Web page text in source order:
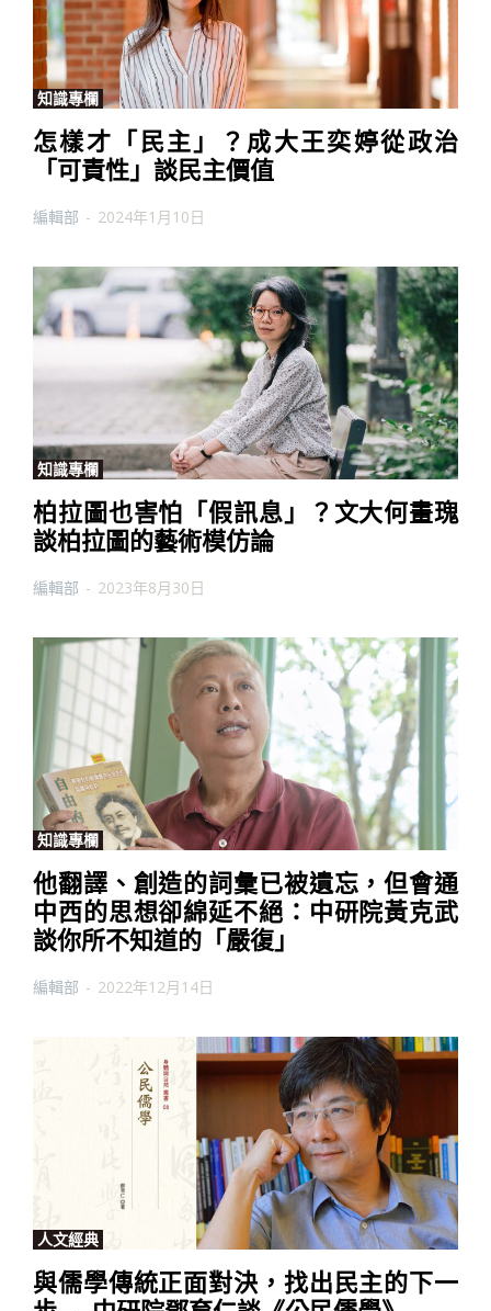
知識專欄
怎樣才「民主」？成大王奕婷從政治
「可責性」談民主價值
編輯部 - 2024年1月10日
知識專欄
柏拉圖也害怕「假訊息」？文大何畫瑰
談柏拉圖的藝術模仿論
編輯部 - 2023年8月30日
知識專欄
他翻譯、創造的詞彙已被遺忘，但會通
中西的思想卻綿延不絕：中研院黃克武
談你所不知道的「嚴復」
編輯部 - 2022年12月14日
人文經典
與儒學傳統正面對決，找出民主的下一